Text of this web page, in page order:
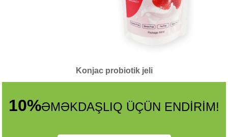
Konjac probiotik jeli
10%ƏMƏKDAŞLIQ ÜÇÜN ENDİRİM!